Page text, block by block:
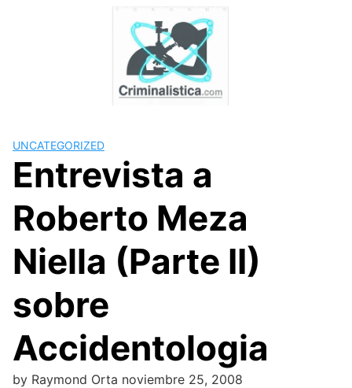
UNCATEGORIZED
Entrevista a
Roberto Meza
Niella (Parte II)
sobre
Accidentologia
by Raymond Orta noviembre 25, 2008